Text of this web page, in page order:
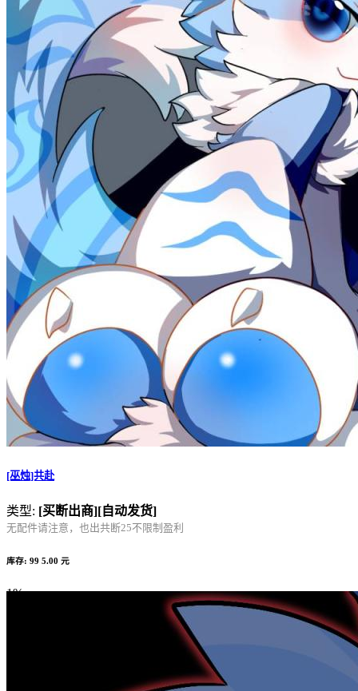
[巫烛]共赴
类型: [买断出商][自动发货]
无配件请注意，也出共断25不限制盈利
库存: 99 5.00 元
1%